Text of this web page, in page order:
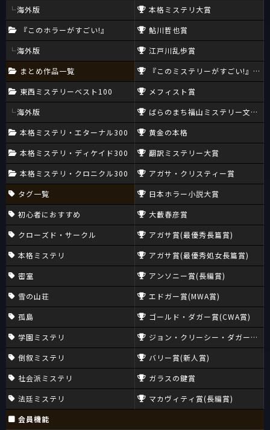
海外版
『このホラーがすごい!』
海外版
まとめ作品一覧
東西ミステリーベスト100
海外版
本格ミステリ・エターナル300
本格ミステリ・ディケイド300
本格ミステリ・クロニクル300
タグ一覧
初心者におすすめ
クローズド・サークル
本格ミステリ
密室
雪の山荘
孤島
学園ミステリ
倒叙ミステリ
社会派ミステリ
法廷ミステリ
本格ミステリ大賞
鮎川哲也賞
江戸川乱歩賞
『このミステリーがすごい!』大賞
メフィスト賞
ばらのまち福山ミステリー文学新
黄金の本格
翻訳ミステリー大賞
アガサ・クリスティー賞
日本ホラー小説大賞
大藪春彦賞
アガサ賞(最優秀長篇賞)
アガサ賞(最優秀処女長篇賞)
アンソニー賞(長編賞)
エドガー賞(MWA賞)
ゴールド・ダガー賞(CWA賞)
ジョン・クリーシー・ダガー賞
バリー賞(新人賞)
ガラスの鍵賞
マカヴィティ賞(長編賞)
会員機能